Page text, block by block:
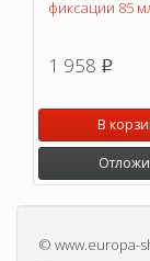
фиксации 85
1 958 p
В
© www.europa-